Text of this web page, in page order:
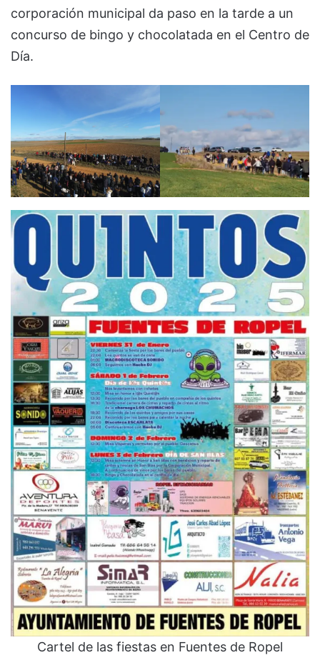
corporación municipal da paso en la tarde a un
concurso de bingo y chocolatada en el Centro de
Día.
Cartel de las fiestas en Fuentes de Ropel